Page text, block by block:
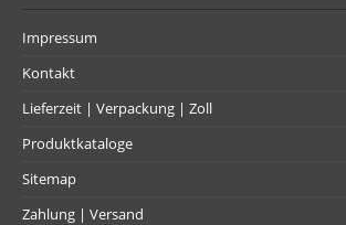
Impressum
Kontakt
Lieferzeit | Verpackung | Zoll
Produktkataloge
Sitemap
Zahlung | Versand